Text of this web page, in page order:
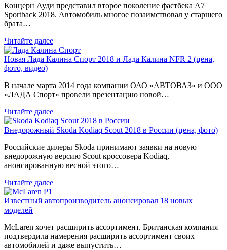
Концерн Ауди представил второе поколение фастбека A7
Sportback 2018. Автомобиль многое позаимствовал у старшего
брата…
Читайте далее
Новая Лада Калина Спорт 2018 и Лада Калина NFR 2 (цена,
фото, видео)
В начале марта 2014 года компании ОАО «АВТОВАЗ» и ООО
«ЛАДА Спорт» провели презентацию новой…
Читайте далее
Внедорожный Skoda Kodiaq Scout 2018 в России (цена, фото)
Российские дилеры Skoda принимают заявки на новую
внедорожную версию Scout кроссовера Kodiaq,
анонсированную весной этого…
Читайте далее
Известный автопроизводитель анонсировал 18 новых
моделей
McLaren хочет расширить ассортимент. Британская компания
подтвердила намерения расширить ассортимент своих
автомобилей и даже выпустить…